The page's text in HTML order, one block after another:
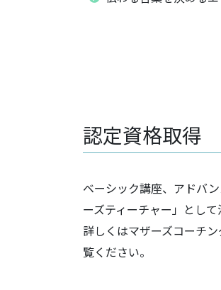
認定資格取得
ベーシック講座、アドバ
ーズティーチャー」として
詳しくはマザーズコーチ
覧ください。